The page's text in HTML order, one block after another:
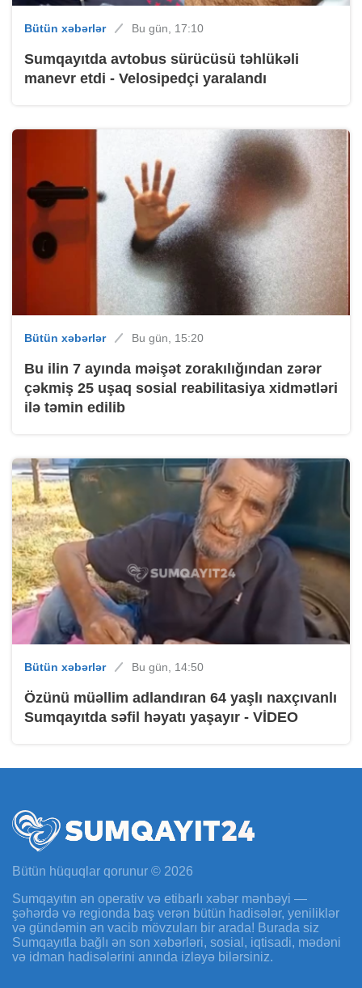
Bütün xəbərlər Bu gün, 17:10
Sumqayıtda avtobus sürücüsü təhlükəli
manevr etdi - Velosipedçi yaralandı
Bütün xəbərlər Bu gün, 15:20
Bu ilin 7 ayında məişət zorakılığından zərər
çəkmiş 25 uşaq sosial reabilitasiya xidmətləri
ilə təmin edilib
Bütün xəbərlər Bu gün, 14:50
Özünü müəllim adlandıran 64 yaşlı naxçıvanlı
Sumqayıtda səfil həyatı yaşayır - VİDEO
Bütün hüquqlar qorunur © 2026
Sumqayıtın ən operativ və etibarlı xəbər mənbəyi —
şəhərdə və regionda baş verən bütün hadisələr, yeniliklər
və gündəmin ən vacib mövzuları bir arada! Burada siz
Sumqayıtla bağlı ən son xəbərləri, sosial, iqtisadi, mədəni
və idman hadisələrini anında izləyə bilərsiniz.